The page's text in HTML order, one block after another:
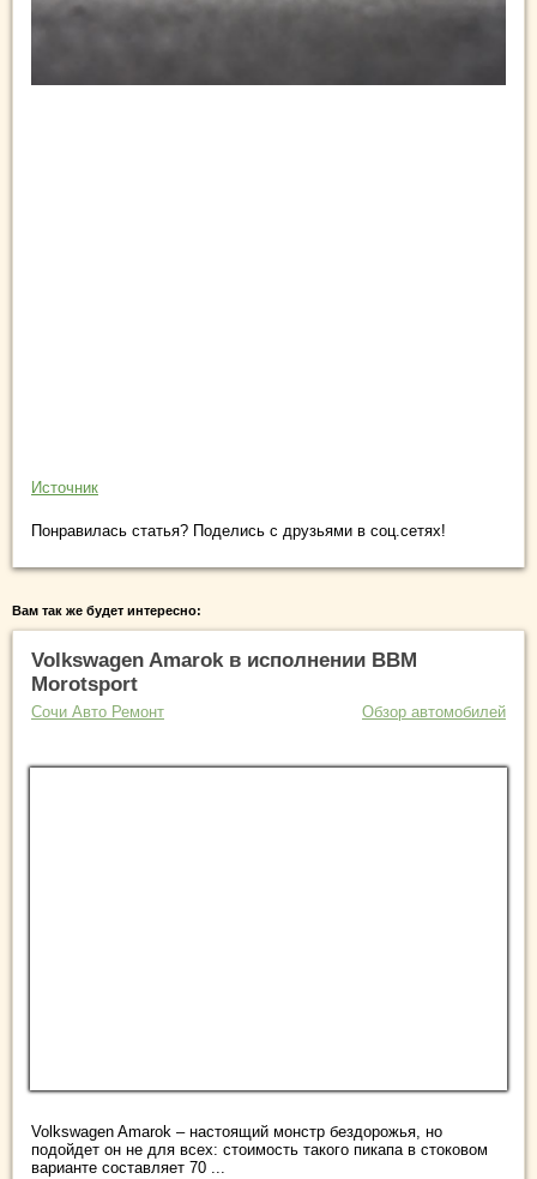
Источник
Понравилась статья? Поделись с друзьями в соц.сетях!
Вам так же будет интересно:
Volkswagen Amarok в исполнении BBM
Morotsport
Сочи Авто Ремонт Обзор автомобилей
Volkswagen Amarok – настоящий монстр бездорожья, но
подойдет он не для всех: стоимость такого пикапа в стоковом
варианте составляет 70 ...